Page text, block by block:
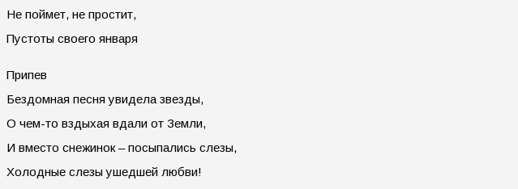
Не поймет, не простит,
Пустоты своего января
Припев
Бездомная песня увидела звезды,
О чем-то вздыхая вдали от Земли,
И вместо снежинок – посыпались слезы,
Холодные слезы ушедшей любви!